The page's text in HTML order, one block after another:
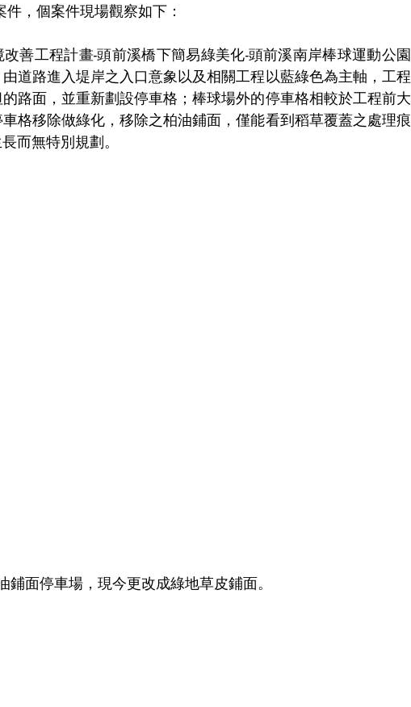
，個案件現場觀察如下：
善工程計畫-頭前溪橋下簡易綠美化-頭前溪南岸棒球運動公園
道路進入堤岸之入口意象以及相關工程以藍綠色為主軸，工程
路面，並重新劃設停車格；棒球場外的停車格相較於工程前大
格移除做綠化，移除之柏油鋪面，僅能看到稻草覆蓋之處理痕
而無特別規劃。
鋪面停車場，現今更改成綠地草皮鋪面。